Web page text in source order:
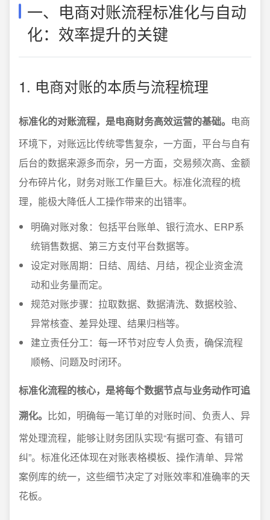
一、电商对账流程标准化与自动
化：效率提升的关键
1. 电商对账的本质与流程梳理
标准化的对账流程，是电商财务高效运营的基础。 电商
环境下，对账远比传统零售复杂，一方面，平台与自有
后台的数据来源多而杂，另一方面，交易频次高、金额
分布碎片化，财务对账工作量巨大。标准化流程的梳
理，能极大降低人工操作带来的出错率。
明确对账对象：包括平台账单、银行流水、ERP系
统销售数据、第三方支付平台数据等。
设定对账周期：日结、周结、月结，视企业资金流
动和业务量而定。
规范对账步骤：拉取数据、数据清洗、数据校验、
异常核查、差异处理、结果归档等。
建立责任分工：每一环节对应专人负责，确保流程
顺畅、问题及时闭环。
标准化流程的核心，是将每个数据节点与业务动作可追
溯化。 比如，明确每一笔订单的对账时间、负责人、异
常处理流程，能够让财务团队实现“有据可查、有错可
纠”。标准化还体现在对账表格模板、操作清单、异常
案例库的统一，这些细节决定了对账效率和准确率的天
花板。